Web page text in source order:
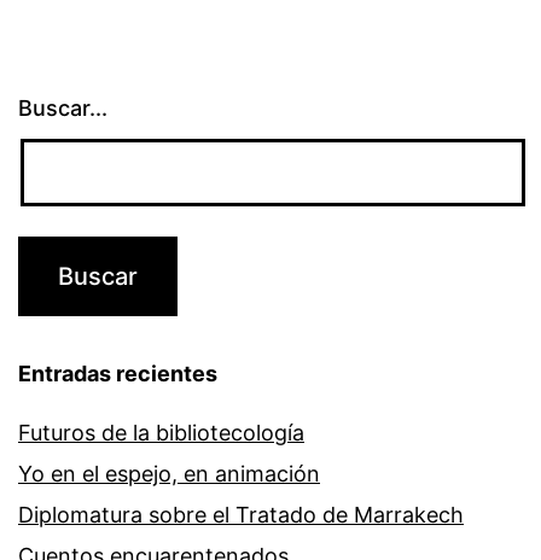
Buscar...
Entradas recientes
Futuros de la bibliotecología
Yo en el espejo, en animación
Diplomatura sobre el Tratado de Marrakech